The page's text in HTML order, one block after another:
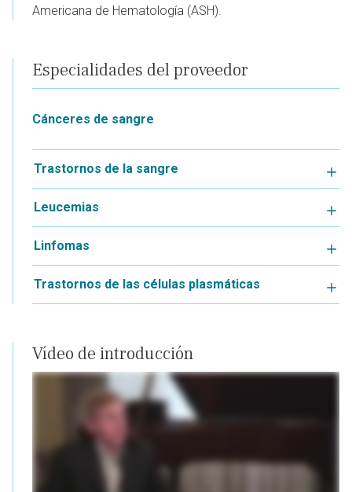
Americana de Hematología (ASH).
Especialidades del proveedor
Cánceres de sangre
Trastornos de la sangre
Leucemias
Linfomas
Trastornos de las células plasmáticas
Vídeo de introducción